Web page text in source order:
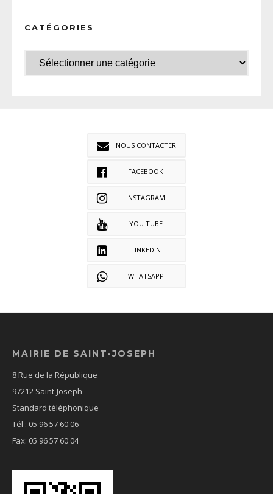
CATÉGORIES
NOUS CONTACTER
FACEBOOK
INSTAGRAM
YOU TUBE
LINKEDIN
WHATSAPP
MAIRIE DE SAINT-JOSEPH
8 Rue de la République
97212 Saint-Joseph
Standard téléphonique
Tél : 05 96 57 60 06
Fax: 05 96 57 60 04